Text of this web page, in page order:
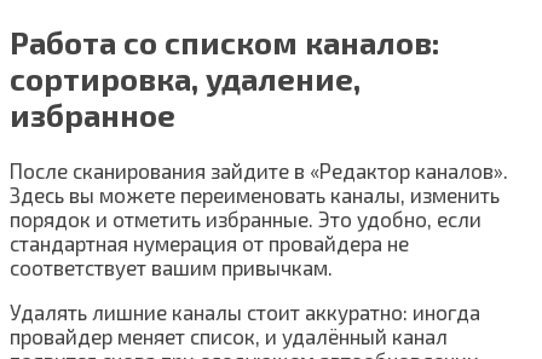
Работа со списком каналов:
сортировка, удаление,
избранное
После сканирования зайдите в «Редактор каналов».
Здесь вы можете переименовать каналы, изменить
порядок и отметить избранные. Это удобно, если
стандартная нумерация от провайдера не
соответствует вашим привычкам.
Удалять лишние каналы стоит аккуратно: иногда
провайдер меняет список, и удалённый канал